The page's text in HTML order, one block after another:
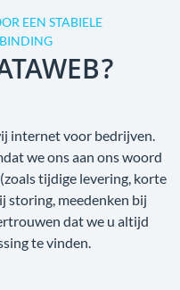
EEN STABIELE
internet voor bedrijven.
we ons aan ons woord
tijdige levering, korte
storing, meedenken bij
dat we u altijd
te vinden.